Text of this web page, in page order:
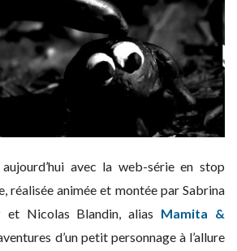
avec la web-série en stop
réalisée animée et montée par Sabrina
et Nicolas Blandin, alias Mamita &
d’un petit personnage à l’allure